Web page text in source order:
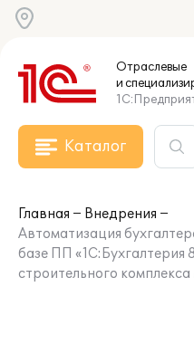
Отраслевые
и
Каталог
Главная
Внедрения
Автоматизация
базе ПП «1С:Бухгалтерия
строительного